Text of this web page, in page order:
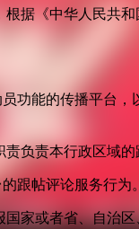
据《中华人民共
功能的传播平台
负责本行政区域
跟帖评论服务行为
家或者省、自治